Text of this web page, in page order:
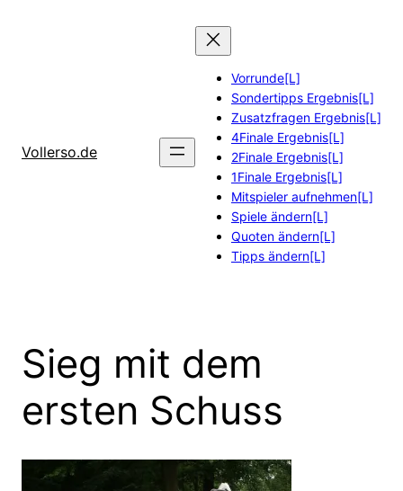
Vollerso.de
Vorrunde[L]
Sondertipps Ergebnis[L]
Zusatzfragen Ergebnis[L]
4Finale Ergebnis[L]
2Finale Ergebnis[L]
1Finale Ergebnis[L]
Mitspieler aufnehmen[L]
Spiele ändern[L]
Quoten ändern[L]
Tipps ändern[L]
Sieg mit dem
ersten Schuss